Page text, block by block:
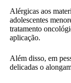
Alérgicas aos
adolescentes
tratamento
aplicação.
Além disso, em
delicadas o